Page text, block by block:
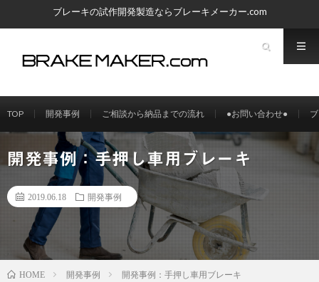
ブレーキの試作開発製造ならブレーキメーカー.com
TOP 開発事例 ご相談から納品までの流れ ●お問い合わせ●
開発事例：手押し車用ブレーキ
2019.06.18 開発事例
HOME 開発事例 開発事例：手押し車用ブレーキ